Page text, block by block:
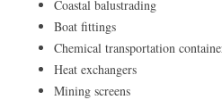
Coastal balustrading
Boat fittings
Chemical transportation
Heat exchangers
Mining screens